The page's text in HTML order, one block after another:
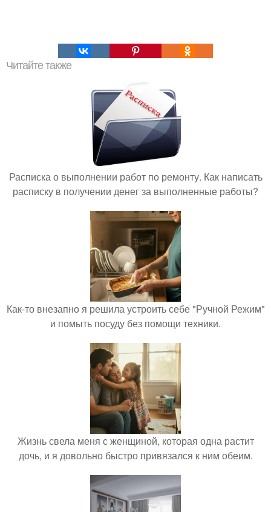
Читайте также
Расписка о выполнении работ по ремонту. Как написать
расписку в получении денег за выполненные работы?
Как-то внезапно я решила устроить себе "Ручной Режим"
и помыть посуду без помощи техники.
Жизнь свела меня с женщиной, которая одна растит
дочь, и я довольно быстро привязался к ним обеим.